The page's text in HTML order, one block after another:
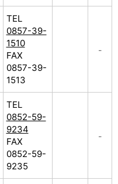
TEL
0857-39-
1510
FAX
0857-39-
1513
–
TEL
0852-59-
9234
FAX
0852-59-
9235
–